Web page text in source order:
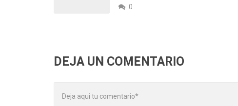
0
DEJA UN COMENTARIO